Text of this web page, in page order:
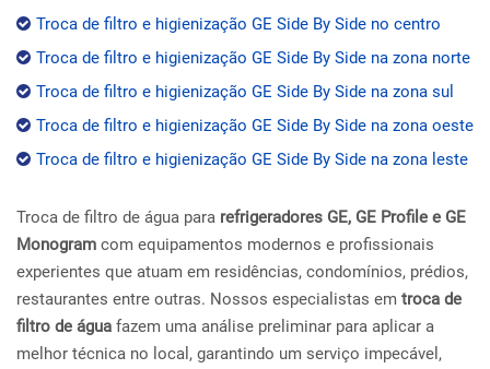
Troca de filtro e higienização GE Side By Side no centro
Troca de filtro e higienização GE Side By Side na zona norte
Troca de filtro e higienização GE Side By Side na zona sul
Troca de filtro e higienização GE Side By Side na zona oeste
Troca de filtro e higienização GE Side By Side na zona leste
Troca de filtro de água para refrigeradores GE, GE Profile e GE
Monogram com equipamentos modernos e profissionais
experientes que atuam em residências, condomínios, prédios,
restaurantes entre outras. Nossos especialistas em troca de
filtro de água fazem uma análise preliminar para aplicar a
melhor técnica no local, garantindo um serviço impecável,